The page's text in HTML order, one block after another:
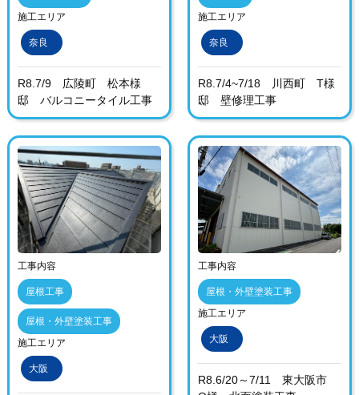
施工エリア
奈良
R8.7/9 広陵町 松本様
邸 バルコニータイル工事
施工エリア
奈良
R8.7/4~7/18 川西町 T様
邸 壁修理工事
工事内容
屋根工事
屋根・外壁塗装工事
施工エリア
大阪
工事内容
屋根・外壁塗装工事
施工エリア
大阪
R8.6/20～7/11 東大阪市